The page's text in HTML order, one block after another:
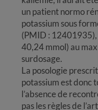
un patient normo
potassium sous
(PMID : 12401935),
40,24 mmol) au
surdosage.
La posologie
potassium est donc
l’absence de
pas les règles de